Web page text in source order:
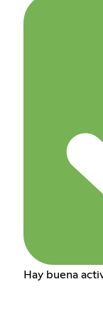
Hay buena